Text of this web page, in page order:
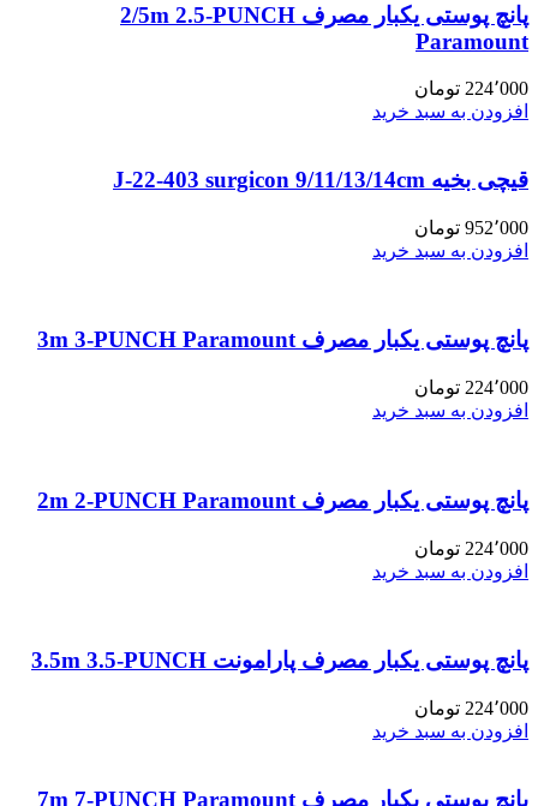
پانچ پوستی یکبار مصرف 2/5m 2.5-PUNCH
Paramount
224٬000 تومان
افزودن به سبد خرید
قیچی بخیه J-22-403 surgicon 9/11/13/14cm
952٬000 تومان
افزودن به سبد خرید
پانچ پوستی یکبار مصرف 3m 3-PUNCH Paramount
224٬000 تومان
افزودن به سبد خرید
پانچ پوستی یکبار مصرف 2m 2-PUNCH Paramount
224٬000 تومان
افزودن به سبد خرید
پانچ پوستی یکبار مصرف پارامونت 3.5m 3.5-PUNCH
224٬000 تومان
افزودن به سبد خرید
پانچ پوستی یکبار مصرف 7m 7-PUNCH Paramount